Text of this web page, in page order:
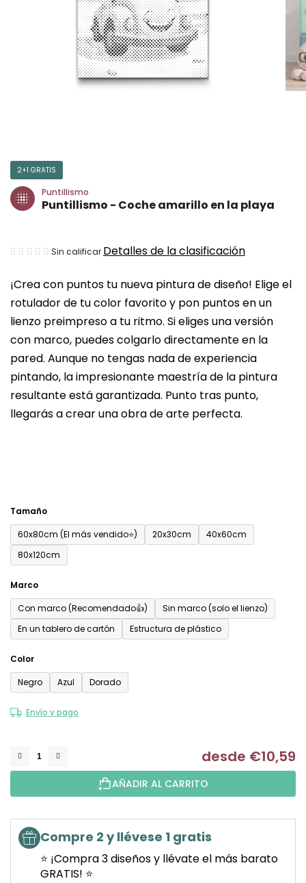
¡Crea con puntos tu nueva pintura de diseño! Elige el
rotulador de tu color favorito y pon puntos en un
lienzo preimpreso a tu ritmo. Si eliges una versión
con marco, puedes colgarlo directamente en la
pared. Aunque no tengas nada de experiencia
pintando, la impresionante maestría de la pintura
resultante está garantizada. Punto tras punto,
llegarás a crear una obra de arte perfecta.
Tamaño
60x80cm (El más vendido⭐)
20x30cm
40x60cm
80x120cm
Marco
Con marco (Recomendado👍)
Sin marco (solo el lienzo)
En un tablero de cartón
Estructura de plástico
Color
Negro
Azul Dorado
Envío y pago
desde €10,59
AÑADIR AL CARRITO
Compre 2 y llévese 1 gratis
⭐ ¡Compra 3 diseños y llévate el más barato
GRATIS! ⭐
2+1 GRATIS
Puntillismo
Puntillismo - Coche amarillo en la playa
La
media
del
producto
es
de
0,0
sobre
5
Sin calificar Detalles de la clasificación